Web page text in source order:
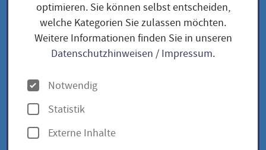
Sonderausstellungen 2026 -
2030
Sonderausstellungen 2021 -
2025
optimieren. Sie können selbst entscheiden,
welche Kategorien Sie zulassen möchten.
Weitere Informationen finden Sie in unseren
Datenschutzhinweisen / Impressum.
O
p
t
i
Notwendig
Statistik
Externe Inhalte